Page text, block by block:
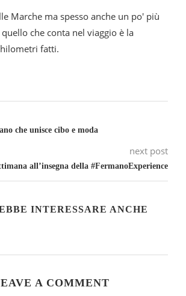
Marche ma spesso anche un po' più
che conta nel viaggio è la
fatti.
che unisce cibo e moda
next post
all’insegna della #FermanoExperience
INTERESSARE ANCHE
A COMMENT